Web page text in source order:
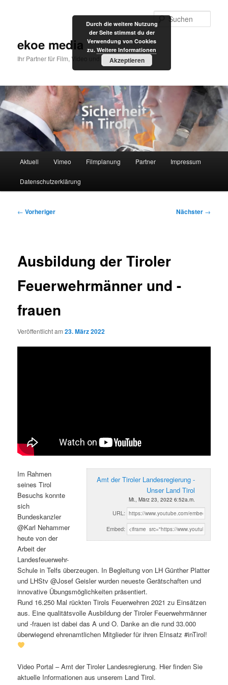
ekoe media
Ihr Partner für Film, Video und Internet
Aktuell Vimeo Filmplanung Partner Impressum
Datenschutzerklärung
Beitragsnavigation
← Vorheriger Nächster →
Ausbildung der Tiroler
Feuerwehrmänner und -
frauen
Veröffentlicht am23. März 2022
Amt der Tiroler Landesregierung -
Unser Land Tirol
Mi., März 23, 2022 6:52a.m.
URL:
Embed:
Im Rahmen
seines Tirol
Besuchs konnte
sich
Bundeskanzler
@Karl Nehammer
heute von der
Arbeit der
Landesfeuerwehr-
Schule in Telfs überzeugen. In Begleitung von LH Günther Platter
und LHStv @Josef Geisler wurden neueste Gerätschaften und
innovative Übungsmöglichkeiten präsentiert.
Rund 16.250 Mal rückten Tirols Feuerwehren 2021 zu Einsätzen
aus. Eine qualitätsvolle Ausbildung der Tiroler Feuerwehrmänner
und -frauen ist dabei das A und O. Danke an die rund 33.000
überwiegend ehrenamtlichen Mitglieder für ihren EInsatz #inTirol!
Video Portal – Amt der Tiroler Landesregierung. Hier finden Sie
aktuelle Informationen aus unserem Land Tirol.
Durch die weitere Nutzung
der Seite stimmst du der
Verwendung von Cookies
zu. Weitere Informationen
Akzeptieren